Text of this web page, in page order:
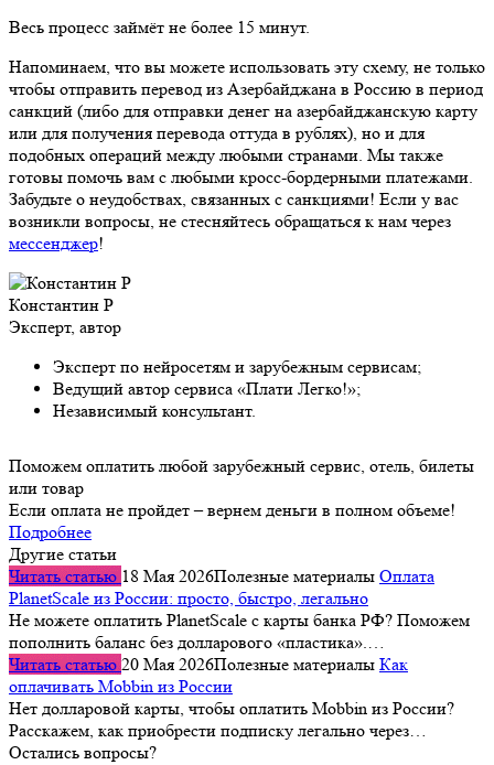
Весь процесс займёт не более 15 минут.
Напоминаем, что вы можете использовать эту схему, не только
чтобы отправить перевод из Азербайджана в Россию в период
санкций (либо для отправки денег на азербайджанскую карту
или для получения перевода оттуда в рублях), но и для
подобных операций между любыми странами. Мы также
готовы помочь вам с любыми кросс-бордерными платежами.
Забудьте о неудобствах, связанных с санкциями! Если у вас
возникли вопросы, не стесняйтесь обращаться к нам через
мессенджер!
Константин Р
Эксперт, автор
Эксперт по нейросетям и зарубежным сервисам;
Ведущий автор сервиса «Плати Легко!»;
Независимый консультант.
Поможем оплатить любой зарубежный сервис, отель, билеты
или товар
Если оплата не пройдет – вернем деньги в полном объеме!
Подробнее
Другие статьи
Читать статью 18 Мая 2026Полезные материалы Оплата
PlanetScale из России: просто, быстро, легально
Не можете оплатить PlanetScale с карты банка РФ? Поможем
пополнить баланс без долларового «пластика».…
Читать статью 20 Мая 2026Полезные материалы Как
оплачивать Mobbin из России
Нет долларовой карты, чтобы оплатить Mobbin из России?
Расскажем, как приобрести подписку легально через…
Остались вопросы?